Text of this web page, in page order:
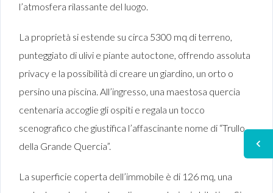
l’atmosfera rilassante del luogo.
La proprietà si estende su circa 5300 mq di terreno,
punteggiato di ulivi e piante autoctone, offrendo assoluta
privacy e la possibilità di creare un giardino, un orto o
persino una piscina. All’ingresso, una maestosa quercia
centenaria accoglie gli ospiti e regala un tocco
scenografico che giustifica l’affascinante nome di “Trullo
della Grande Quercia”.
La superficie coperta dell’immobile è di 126 mq, una